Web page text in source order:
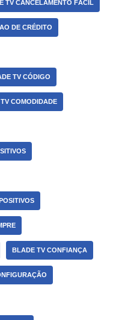
TV CANCELAMENTO FÁCIL
DE CRÉDITO
TV CÓDIGO
COMODIDADE
BLADE TV CONFIANÇA